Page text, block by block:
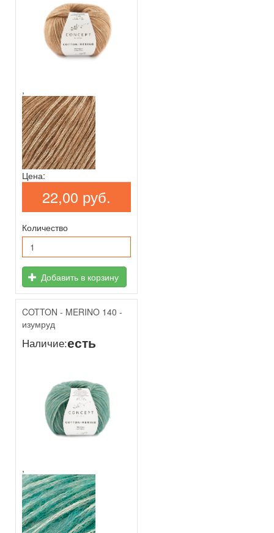
,
Цена:
22,00 руб.
Количество
Добавить в корзину
COTTON - MERINO 140 -
изумруд
Наличие:есть
,